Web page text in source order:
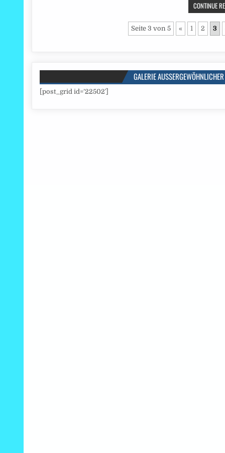
CONTINUE
Seite 3 von 5 « 1 2 3
GALERIE AUSSERGEWÖHNLICHER
[post_grid id=’22502′]